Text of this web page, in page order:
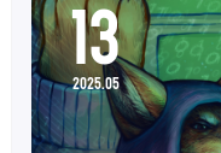
13
2025.05